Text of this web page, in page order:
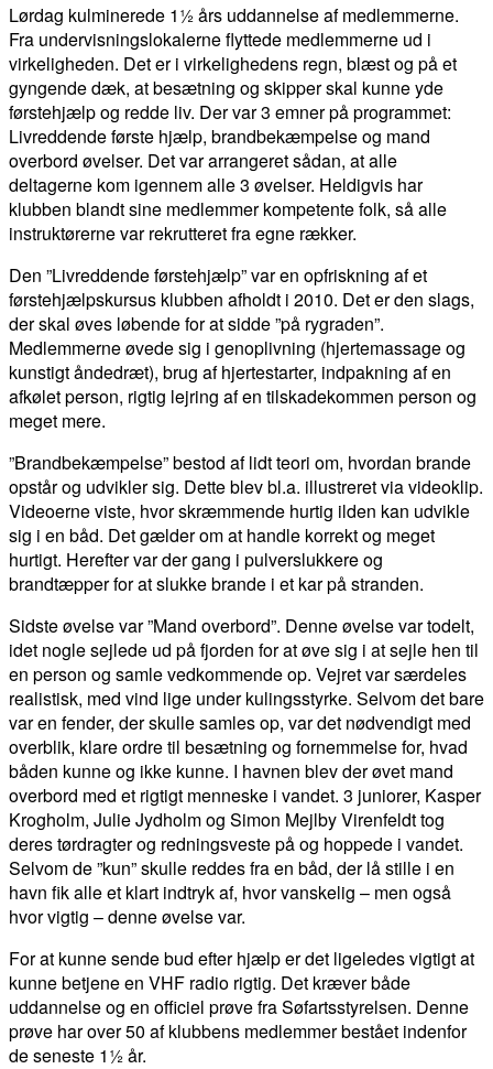
Lørdag kulminerede 1½ års uddannelse af medlemmerne.
Fra undervisningslokalerne flyttede medlemmerne ud i
virkeligheden. Det er i virkelighedens regn, blæst og på et
gyngende dæk, at besætning og skipper skal kunne yde
førstehjælp og redde liv. Der var 3 emner på programmet:
Livreddende første hjælp, brandbekæmpelse og mand
overbord øvelser. Det var arrangeret sådan, at alle
deltagerne kom igennem alle 3 øvelser. Heldigvis har
klubben blandt sine medlemmer kompetente folk, så alle
instruktørerne var rekrutteret fra egne rækker.
Den ”Livreddende førstehjælp” var en opfriskning af et
førstehjælpskursus klubben afholdt i 2010. Det er den slags,
der skal øves løbende for at sidde ”på rygraden”.
Medlemmerne øvede sig i genoplivning (hjertemassage og
kunstigt åndedræt), brug af hjertestarter, indpakning af en
afkølet person, rigtig lejring af en tilskadekommen person og
meget mere.
”Brandbekæmpelse” bestod af lidt teori om, hvordan brande
opstår og udvikler sig. Dette blev bl.a. illustreret via videoklip.
Videoerne viste, hvor skræmmende hurtig ilden kan udvikle
sig i en båd. Det gælder om at handle korrekt og meget
hurtigt. Herefter var der gang i pulverslukkere og
brandtæpper for at slukke brande i et kar på stranden.
Sidste øvelse var ”Mand overbord”. Denne øvelse var todelt,
idet nogle sejlede ud på fjorden for at øve sig i at sejle hen til
en person og samle vedkommende op. Vejret var særdeles
realistisk, med vind lige under kulingsstyrke. Selvom det bare
var en fender, der skulle samles op, var det nødvendigt med
overblik, klare ordre til besætning og fornemmelse for, hvad
båden kunne og ikke kunne. I havnen blev der øvet mand
overbord med et rigtigt menneske i vandet. 3 juniorer, Kasper
Krogholm, Julie Jydholm og Simon Mejlby Virenfeldt tog
deres tørdragter og redningsveste på og hoppede i vandet.
Selvom de ”kun” skulle reddes fra en båd, der lå stille i en
havn fik alle et klart indtryk af, hvor vanskelig – men også
hvor vigtig – denne øvelse var.
For at kunne sende bud efter hjælp er det ligeledes vigtigt at
kunne betjene en VHF radio rigtig. Det kræver både
uddannelse og en officiel prøve fra Søfartsstyrelsen. Denne
prøve har over 50 af klubbens medlemmer bestået indenfor
de seneste 1½ år.